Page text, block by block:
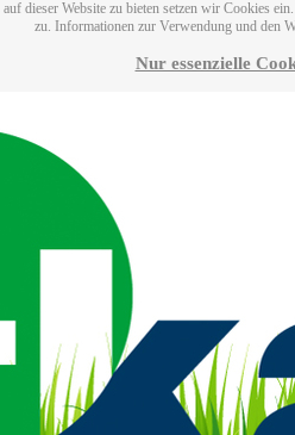
dieser Website zu bieten setzen wir Cookies
zu. Informationen zur Verwendung und den
Nur essenzielle